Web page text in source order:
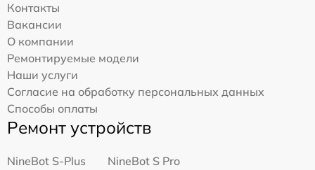
Контакты
Вакансии
О компании
Ремонтируемые модели
Наши услуги
Согласие на обработку персональных данных
Способы оплаты
Ремонт устройств
NineBot S-Plus
NineBot S Pro